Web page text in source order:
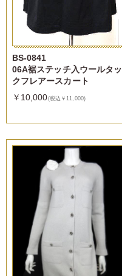
BS-0841
06A裾ステッチ入ウールタッ
クフレアースカート
￥10,000(税込￥11,000)